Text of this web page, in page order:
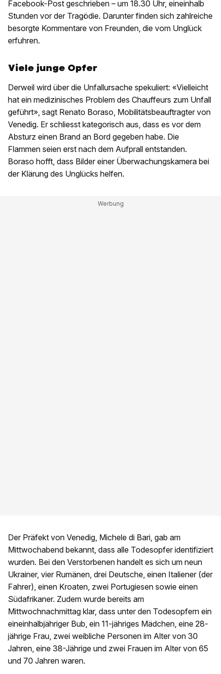
Facebook-Post geschrieben – um 18.30 Uhr, eineinhalb
Stunden vor der Tragödie. Darunter finden sich zahlreiche
besorgte Kommentare von Freunden, die vom Unglück
erfuhren.
Viele junge Opfer
Derweil wird über die Unfallursache spekuliert: «Vielleicht
hat ein medizinisches Problem des Chauffeurs zum Unfall
geführt», sagt Renato Boraso, Mobilitätsbeauftragter von
Venedig. Er schliesst kategorisch aus, dass es vor dem
Absturz einen Brand an Bord gegeben habe. Die
Flammen seien erst nach dem Aufprall entstanden.
Boraso hofft, dass Bilder einer Überwachungskamera bei
der Klärung des Unglücks helfen.
Der Präfekt von Venedig, Michele di Bari, gab am
Mittwochabend bekannt, dass alle Todesopfer identifiziert
wurden. Bei den Verstorbenen handelt es sich um neun
Ukrainer, vier Rumänen, drei Deutsche, einen Italiener (der
Fahrer), einen Kroaten, zwei Portugiesen sowie einen
Südafrikaner. Zudem wurde bereits am
Mittwochnachmittag klar, dass unter den Todesopfern ein
eineinhalbjähriger Bub, ein 11-jähriges Mädchen, eine 28-
jährige Frau, zwei weibliche Personen im Alter von 30
Jahren, eine 38-Jährige und zwei Frauen im Alter von 65
und 70 Jahren waren.